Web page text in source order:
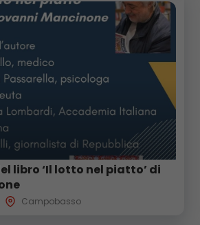
libro ‘Il lotto nel piatto’ di
Campobasso